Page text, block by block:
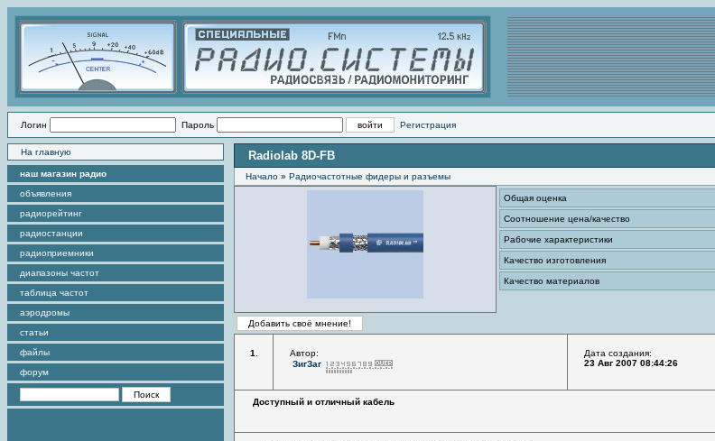
Логин Пароль Регистрация
На главную
наш магазин радио
объявления
радиорейтинг
радиостанции
радиоприемники
диапазоны частот
таблица частот
аэродромы
статьи
файлы
форум
Radiolab 8D-FB
Начало » Радиочастотные фидеры и разъемы
Общая оценка
Соотношение цена/качество
Рабочие характеристики
Качество изготовления
Качество материалов
1
Автор:
ЗигЗаг
Дата создания:
23 Авг 2007 08:44:26
Доступный и отличный кабель